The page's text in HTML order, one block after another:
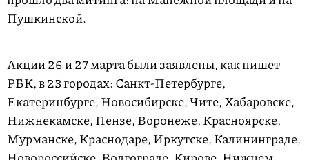
Пушкинской.
Акции 26 и 27 марта были заявлены, как пишет
РБК, в 23 городах: Санкт-Петербурге,
Екатеринбурге, Новосибирске, Чите, Хабаровске,
Нижнекамске, Пензе, Воронеже, Красноярске,
Мурманске, Краснодаре, Иркутске, Калининграде,